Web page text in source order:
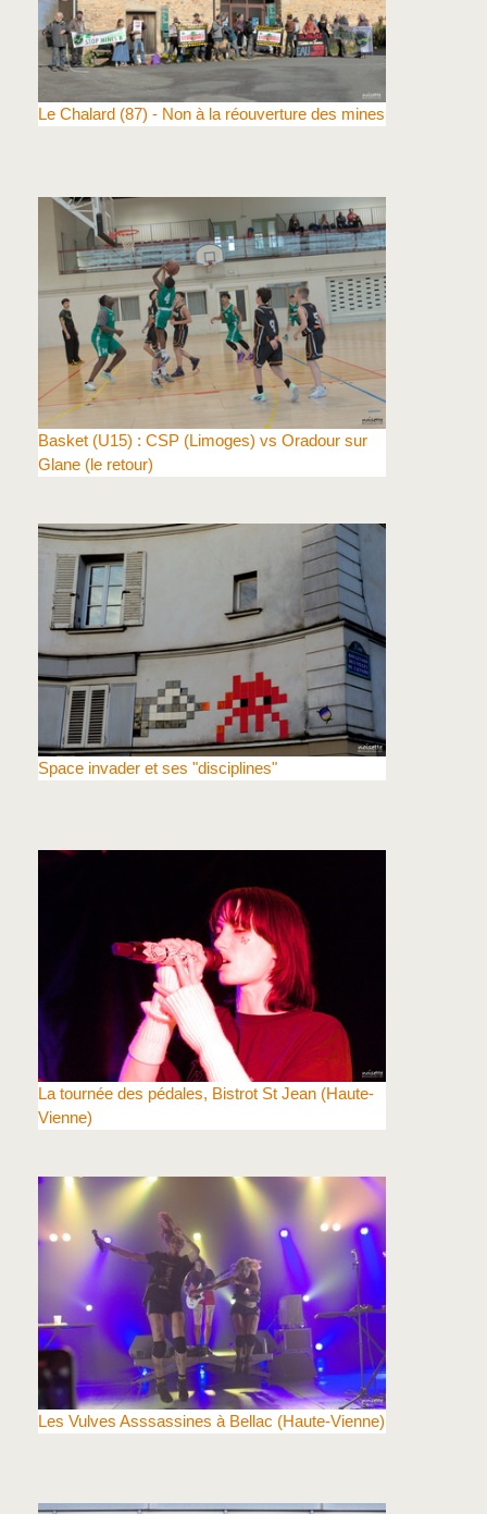
Le Chalard (87) - Non à la réouverture des mines
Basket (U15) : CSP (Limoges) vs Oradour sur
Glane (le retour)
Space invader et ses "disciplines"
La tournée des pédales, Bistrot St Jean (Haute-
Vienne)
Les Vulves Asssassines à Bellac (Haute-Vienne)